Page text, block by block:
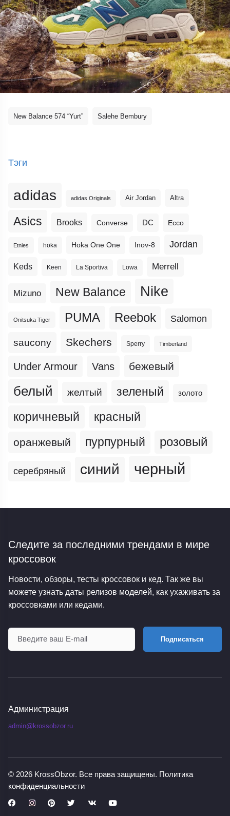
New Balance 574 “Yurt” Salehe Bembury
Тэги
adidas adidas Originals Air Jordan Altra
Asics Brooks Converse DC Ecco
Etnies hoka Hoka One One Inov-8 Jordan
Keds Keen La Sportiva Lowa Merrell
Mizuno New Balance Nike
Onitsuka Tiger PUMA Reebok Salomon
saucony Skechers Sperry Timberland
Under Armour Vans бежевый
белый желтый зеленый золото
коричневый красный
оранжевый пурпурный розовый
серебряный синий черный
Следите за последними трендами в мире
кроссовок
Новости, обзоры, тесты кроссовок и кед. Так же вы
можете узнать даты релизов моделей, как ухаживать за
кроссовками или кедами.
Подписаться
Администрация
admin@krossobzor.ru
© 2026 KrossObzor. Все права защищены. Политика
конфиденциальности